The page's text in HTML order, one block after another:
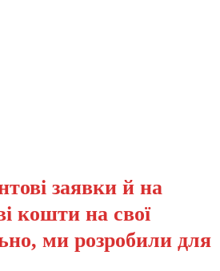
заявки й на
кошти на свої
ми розробили для